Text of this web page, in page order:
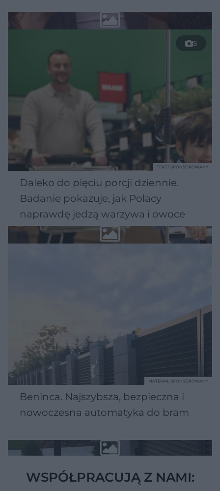
5
Daleko do pięciu porcji dziennie.
Badanie pokazuje, jak Polacy
naprawdę jedzą warzywa i owoce
TEKST SPONSOROWANY
Beninca. Najszybsza, bezpieczna i
nowoczesna automatyka do bram
MATERIAŁ SPONSOROWANY
WSPÓŁPRACUJĄ Z NAMI: